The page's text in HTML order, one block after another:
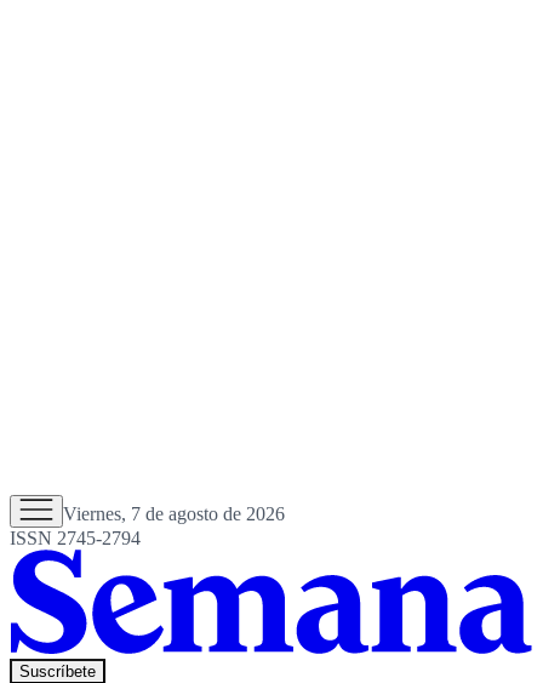
Viernes, 7 de agosto de 2026
ISSN 2745-2794
Suscríbete